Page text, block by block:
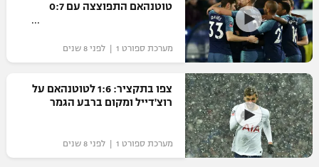
המגזין
טוטנהאם התפוצצה עם 0:7
מערכת ספורט 1 | לפני 8 שנים
צפו בתקציר: 1:6 לטוטנהאם על
רוצ'דייל ומקום ברבע הגמר
מערכת ספורט 1 | לפני 8 שנים